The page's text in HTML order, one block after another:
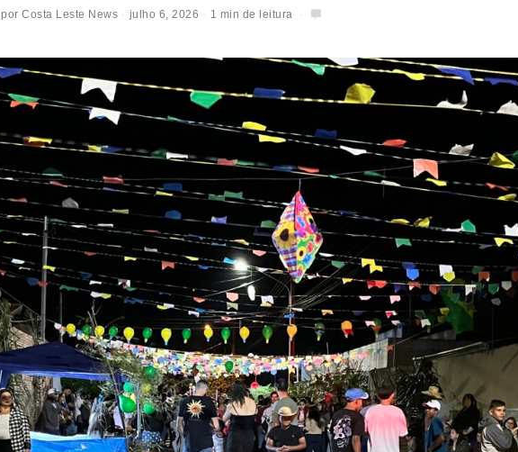
por Costa Leste News julho 6, 2026 1 min de leitura